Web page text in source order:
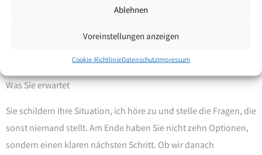
Ablehnen
Voreinstellungen anzeigen
Cookie-RichtlinieDatenschutzImpressum
Was Sie erwartet
Sie schildern Ihre Situation, ich höre zu und stelle die Fragen, die
sonst niemand stellt. Am Ende haben Sie nicht zehn Optionen,
sondern einen klaren nächsten Schritt. Ob wir danach